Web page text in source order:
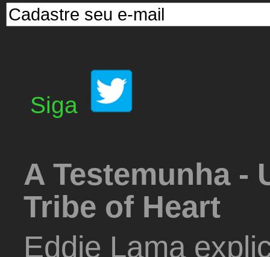
Siga
A Testemunha -
Tribe of Heart
Eddie Lama